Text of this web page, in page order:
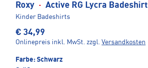
Roxy · Active RG Lycra Badeshirt
Kinder Badeshirts
€ 34,99
Onlinepreis inkl. MwSt. zzgl. Versandkosten
Farbe: Schwarz